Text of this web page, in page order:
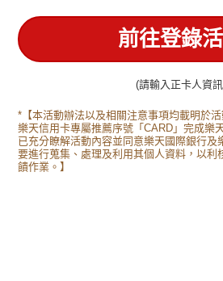
前往登錄
(請輸入正卡人資
*【本活動辦法以及相關注意事項均載明於
樂天信用卡專屬推薦序號「CARD」完成樂
已充分瞭解活動內容並同意樂天國際銀行及
要進行蒐集、處理及利用其個人資料，以利
饋作業。】